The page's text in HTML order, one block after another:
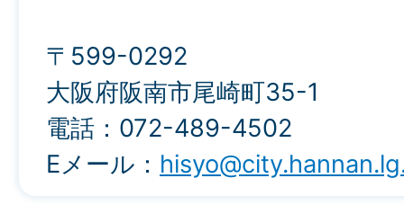
〒599-0292
大阪府阪南市尾崎町35-1
電話：072-489-4502
Eメール：